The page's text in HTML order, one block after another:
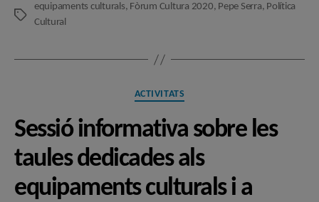
Etiquetes
equipaments culturals, Fòrum Cultura 2020, Pepe Serra, Política
Cultural
Categories
ACTIVITATS
Sessió informativa sobre les
taules dedicades als
equipaments culturals i a